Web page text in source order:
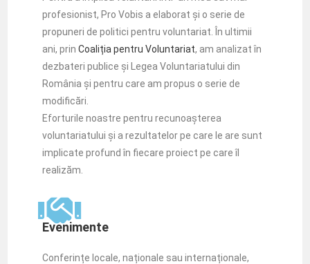
profesionist, Pro Vobis a elaborat și o serie de
propuneri de politici pentru voluntariat. În ultimii
ani, prinCoaliția pentru Voluntariat, am analizat în
dezbateri publice și Legea Voluntariatului din
România și pentru care am propus o serie de
modificări.
Eforturile noastre pentru recunoașterea
voluntariatului și a rezultatelor pe care le are sunt
implicate profund în fiecare proiect pe care îl
realizăm.
Evenimente
Conferințe locale, naționale sau internaționale,